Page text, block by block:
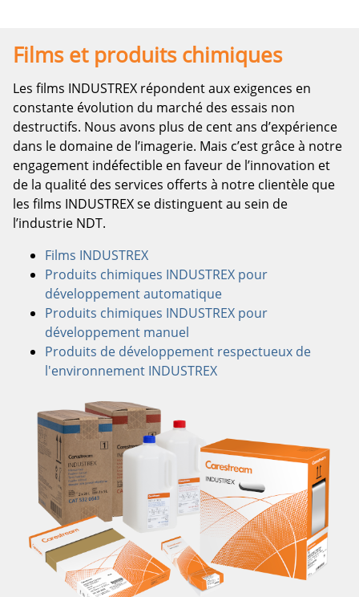
Films et produits chimiques
Les films INDUSTREX répondent aux exigences en
constante évolution du marché des essais non
destructifs. Nous avons plus de cent ans d’expérience
dans le domaine de l’imagerie. Mais c’est grâce à notre
engagement indéfectible en faveur de l’innovation et
de la qualité des services offerts à notre clientèle que
les films INDUSTREX se distinguent au sein de
l’industrie NDT.
Films INDUSTREX
Produits chimiques INDUSTREX pour
développement automatique
Produits chimiques INDUSTREX pour
développement manuel
Produits de développement respectueux de
l'environnement INDUSTREX